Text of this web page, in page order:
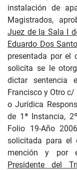
instalación de
Magistrados,
Juez de la Sala I
Eduardo Dos
presentada por el
solicita se le
dictar sentencia
Francisco y Otro c/
o Jurídica
de 1ª Instancia,
Folio 19-Año
solicitada para el
mención y por
Presidente del